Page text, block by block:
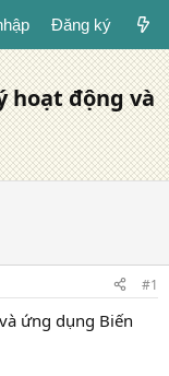
Đăng ký
hoạt động và
#1
ứng dụng Biến